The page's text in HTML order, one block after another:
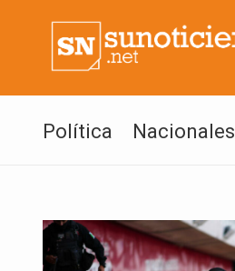
Política Nacionales